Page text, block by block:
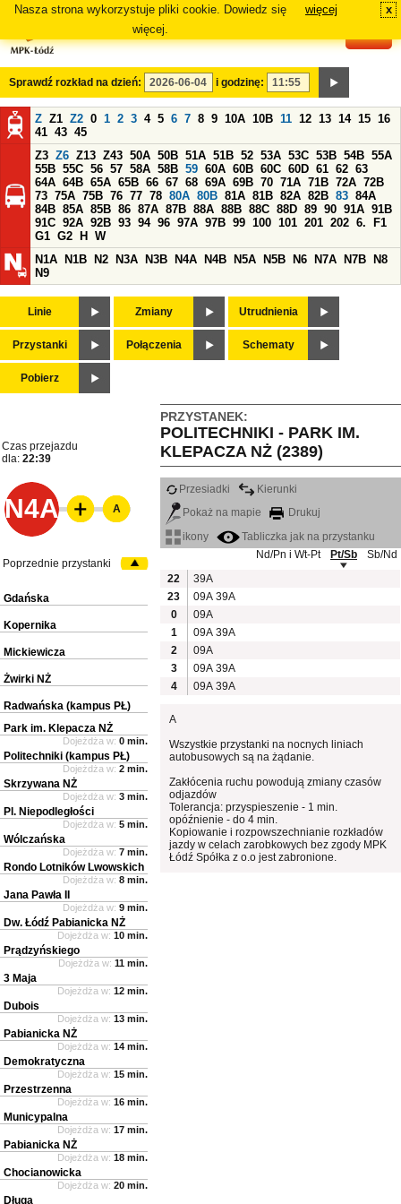
Nasza strona wykorzystuje pliki cookie. Dowiedz się
więcej.
więcej x
Sprawdź rozkład na dzień: i godzinę:
Z Z1 Z2 0 1 2 3 4 5 6 7 8 9 10A 10B 11 12 13 14 15 16
41 43 45
Z3 Z6 Z13 Z43 50A 50B 51A 51B 52 53A 53C 53B 54B 55A
55B 55C 56 57 58A 58B 59 60A 60B 60C 60D 61 62 63
64A 64B 65A 65B 66 67 68 69A 69B 70 71A 71B 72A 72B
73 75A 75B 76 77 78 80A 80B 81A 81B 82A 82B 83 84A
84B 85A 85B 86 87A 87B 88A 88B 88C 88D 89 90 91A 91B
91C 92A 92B 93 94 96 97A 97B 99 100 101 201 202 6.
F1
G1 G2 H
W
N1A
N1B N2 N3A N3B N4A N4B N5A N5B N6 N7A N7B
N8
N9
Linie Zmiany Utrudnienia
Przystanki Połączenia Schematy
Pobierz
PRZYSTANEK:
POLITECHNIKI - PARK IM.
KLEPACZA NŻ (2389)
Czas przejazdu
dla: 22:39
N4A
Przesiadki
Kierunki
Pokaż na mapie
Drukuj
ikony
Tabliczka jak na przystanku
Nd/Pn i Wt-Pt
Pt/Sb
Sb/Nd
22
39A
23
09A 39A
0
09A
1
09A 39A
2
09A
3
09A 39A
4
09A 39A
A
Wszystkie przystanki na nocnych liniach
autobusowych są na żądanie.
Zakłócenia ruchu powodują zmiany czasów
odjazdów
Tolerancja: przyspieszenie - 1 min.
opóźnienie - do 4 min.
Kopiowanie i rozpowszechnianie rozkładów
jazdy w celach zarobkowych bez zgody MPK
Łódź Spółka z o.o jest zabronione.
A
Poprzednie przystanki
Gdańska
Kopernika
Mickiewicza
Żwirki NŻ
Radwańska (kampus PŁ)
Park im. Klepacza NŻ
Dojeżdża w: 0 min.
Politechniki (kampus PŁ)
Dojeżdża w: 2 min.
Skrzywana NŻ
Dojeżdża w: 3 min.
Pl. Niepodległości
Dojeżdża w: 5 min.
Wólczańska
Dojeżdża w: 7 min.
Rondo Lotników Lwowskich
Dojeżdża w: 8 min.
Jana Pawła II
Dojeżdża w: 9 min.
Dw. Łódź Pabianicka NŻ
Dojeżdża w: 10 min.
Prądzyńskiego
Dojeżdża w: 11 min.
3 Maja
Dojeżdża w: 12 min.
Dubois
Dojeżdża w: 13 min.
Pabianicka NŻ
Dojeżdża w: 14 min.
Demokratyczna
Dojeżdża w: 15 min.
Przestrzenna
Dojeżdża w: 16 min.
Municypalna
Dojeżdża w: 17 min.
Pabianicka NŻ
Dojeżdża w: 18 min.
Chocianowicka
Dojeżdża w: 20 min.
Długa